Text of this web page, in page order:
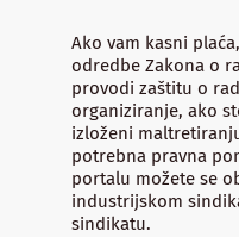
Ako vam kasni
odredbe Zakona o
provodi zaštitu o
organiziranje, ako
izloženi
potrebna pravna
portalu možete se
industrijskom
sindikatu.